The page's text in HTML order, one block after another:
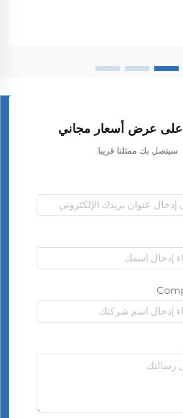
عرض أسعار مجاني
سيتصل بك ممثلنا قريبا.